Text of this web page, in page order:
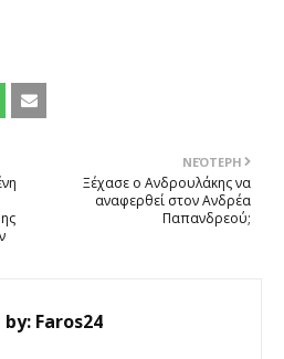
ΝΕΌΤΕΡΗ
Ξέχασε ο Ανδρουλάκης να
αναφερθεί στον Ανδρέα
Παπανδρεού;
by: Faros24